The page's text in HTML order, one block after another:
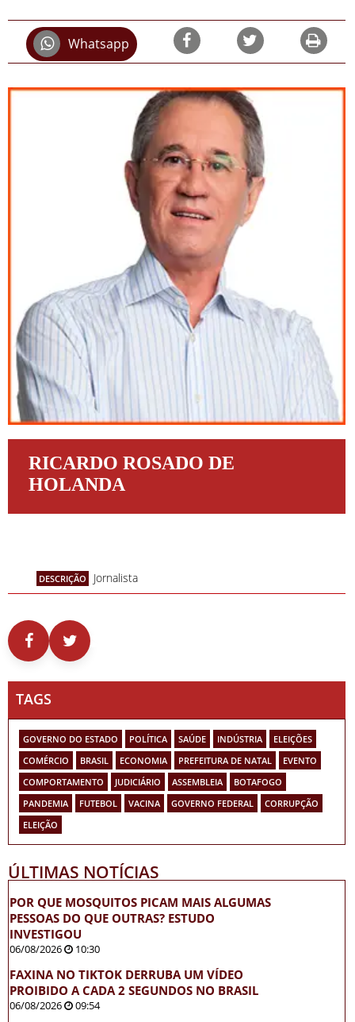
Whatsapp
RICARDO ROSADO DE
HOLANDA
DESCRIÇÃO Jornalista
TAGS
GOVERNO DO ESTADO POLÍTICA SAÚDE INDÚSTRIA
ELEIÇÕES
COMÉRCIO
BRASIL ECONOMIA PREFEITURA DE NATAL
EVENTO
COMPORTAMENTO
JUDICIÁRIO ASSEMBLEIA
BOTAFOGO
PANDEMIA
FUTEBOL VACINA GOVERNO FEDERAL
CORRUPÇÃO
ELEIÇÃO
ÚLTIMAS NOTÍCIAS
POR QUE MOSQUITOS PICAM MAIS ALGUMAS
PESSOAS DO QUE OUTRAS? ESTUDO
INVESTIGOU
06/08/2026 10:30
FAXINA NO TIKTOK DERRUBA UM VÍDEO
PROIBIDO A CADA 2 SEGUNDOS NO BRASIL
06/08/2026 09:54